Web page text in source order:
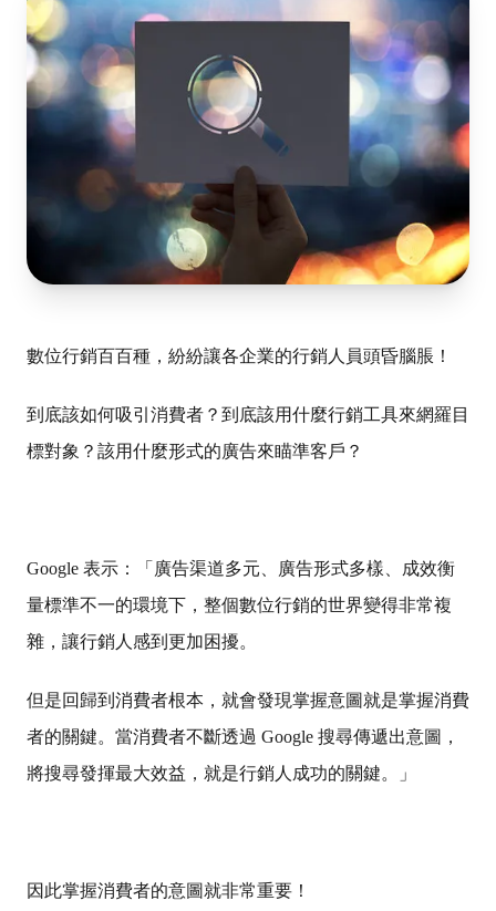
數位行銷百百種，紛紛讓各企業的行銷人員頭昏腦脹！
到底該如何吸引消費者？到底該用什麼行銷工具來網羅目
標對象？該用什麼形式的廣告來瞄準客戶？
Google 表示：「廣告渠道多元、廣告形式多樣、成效衡
量標準不一的環境下，整個數位行銷的世界變得非常複
雜，讓行銷人感到更加困擾。
但是回歸到消費者根本，就會發現掌握意圖就是掌握消費
者的關鍵。當消費者不斷透過 Google 搜尋傳遞出意圖，
將搜尋發揮最大效益，就是行銷人成功的關鍵。」
因此掌握消費者的意圖就非常重要！